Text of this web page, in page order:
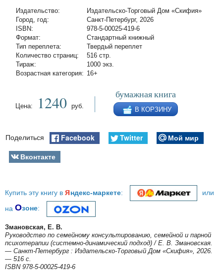
Издательство:
Издательско-Торговый Дом «Скифия»
Город, год:
Санкт-Петербург, 2026
ISBN:
978-5-00025-419-6
Формат:
Стандартный книжный
Тип переплета:
Твердый переплет
Количество страниц:
516 стр.
Тираж:
1000 экз.
Возрастная категория: 16+
Цена: 1240 руб.
бумажная книга
В КОРЗИНУ
Поделиться Facebook Twitter
Мой мир
Вконтакте
Купить эту книгу в яндекс-маркете: или
на Озоне:
Змановская, Е. В.
Руководство по семейному консультированию, семейной и парной
психотерапии (системно-динамический подход) / Е. В. Змановская.
— Санкт-Петербург : Издательско-Торговый Дом «Скифия», 2026.
— 516 с.
ISBN 978-5-00025-419-6